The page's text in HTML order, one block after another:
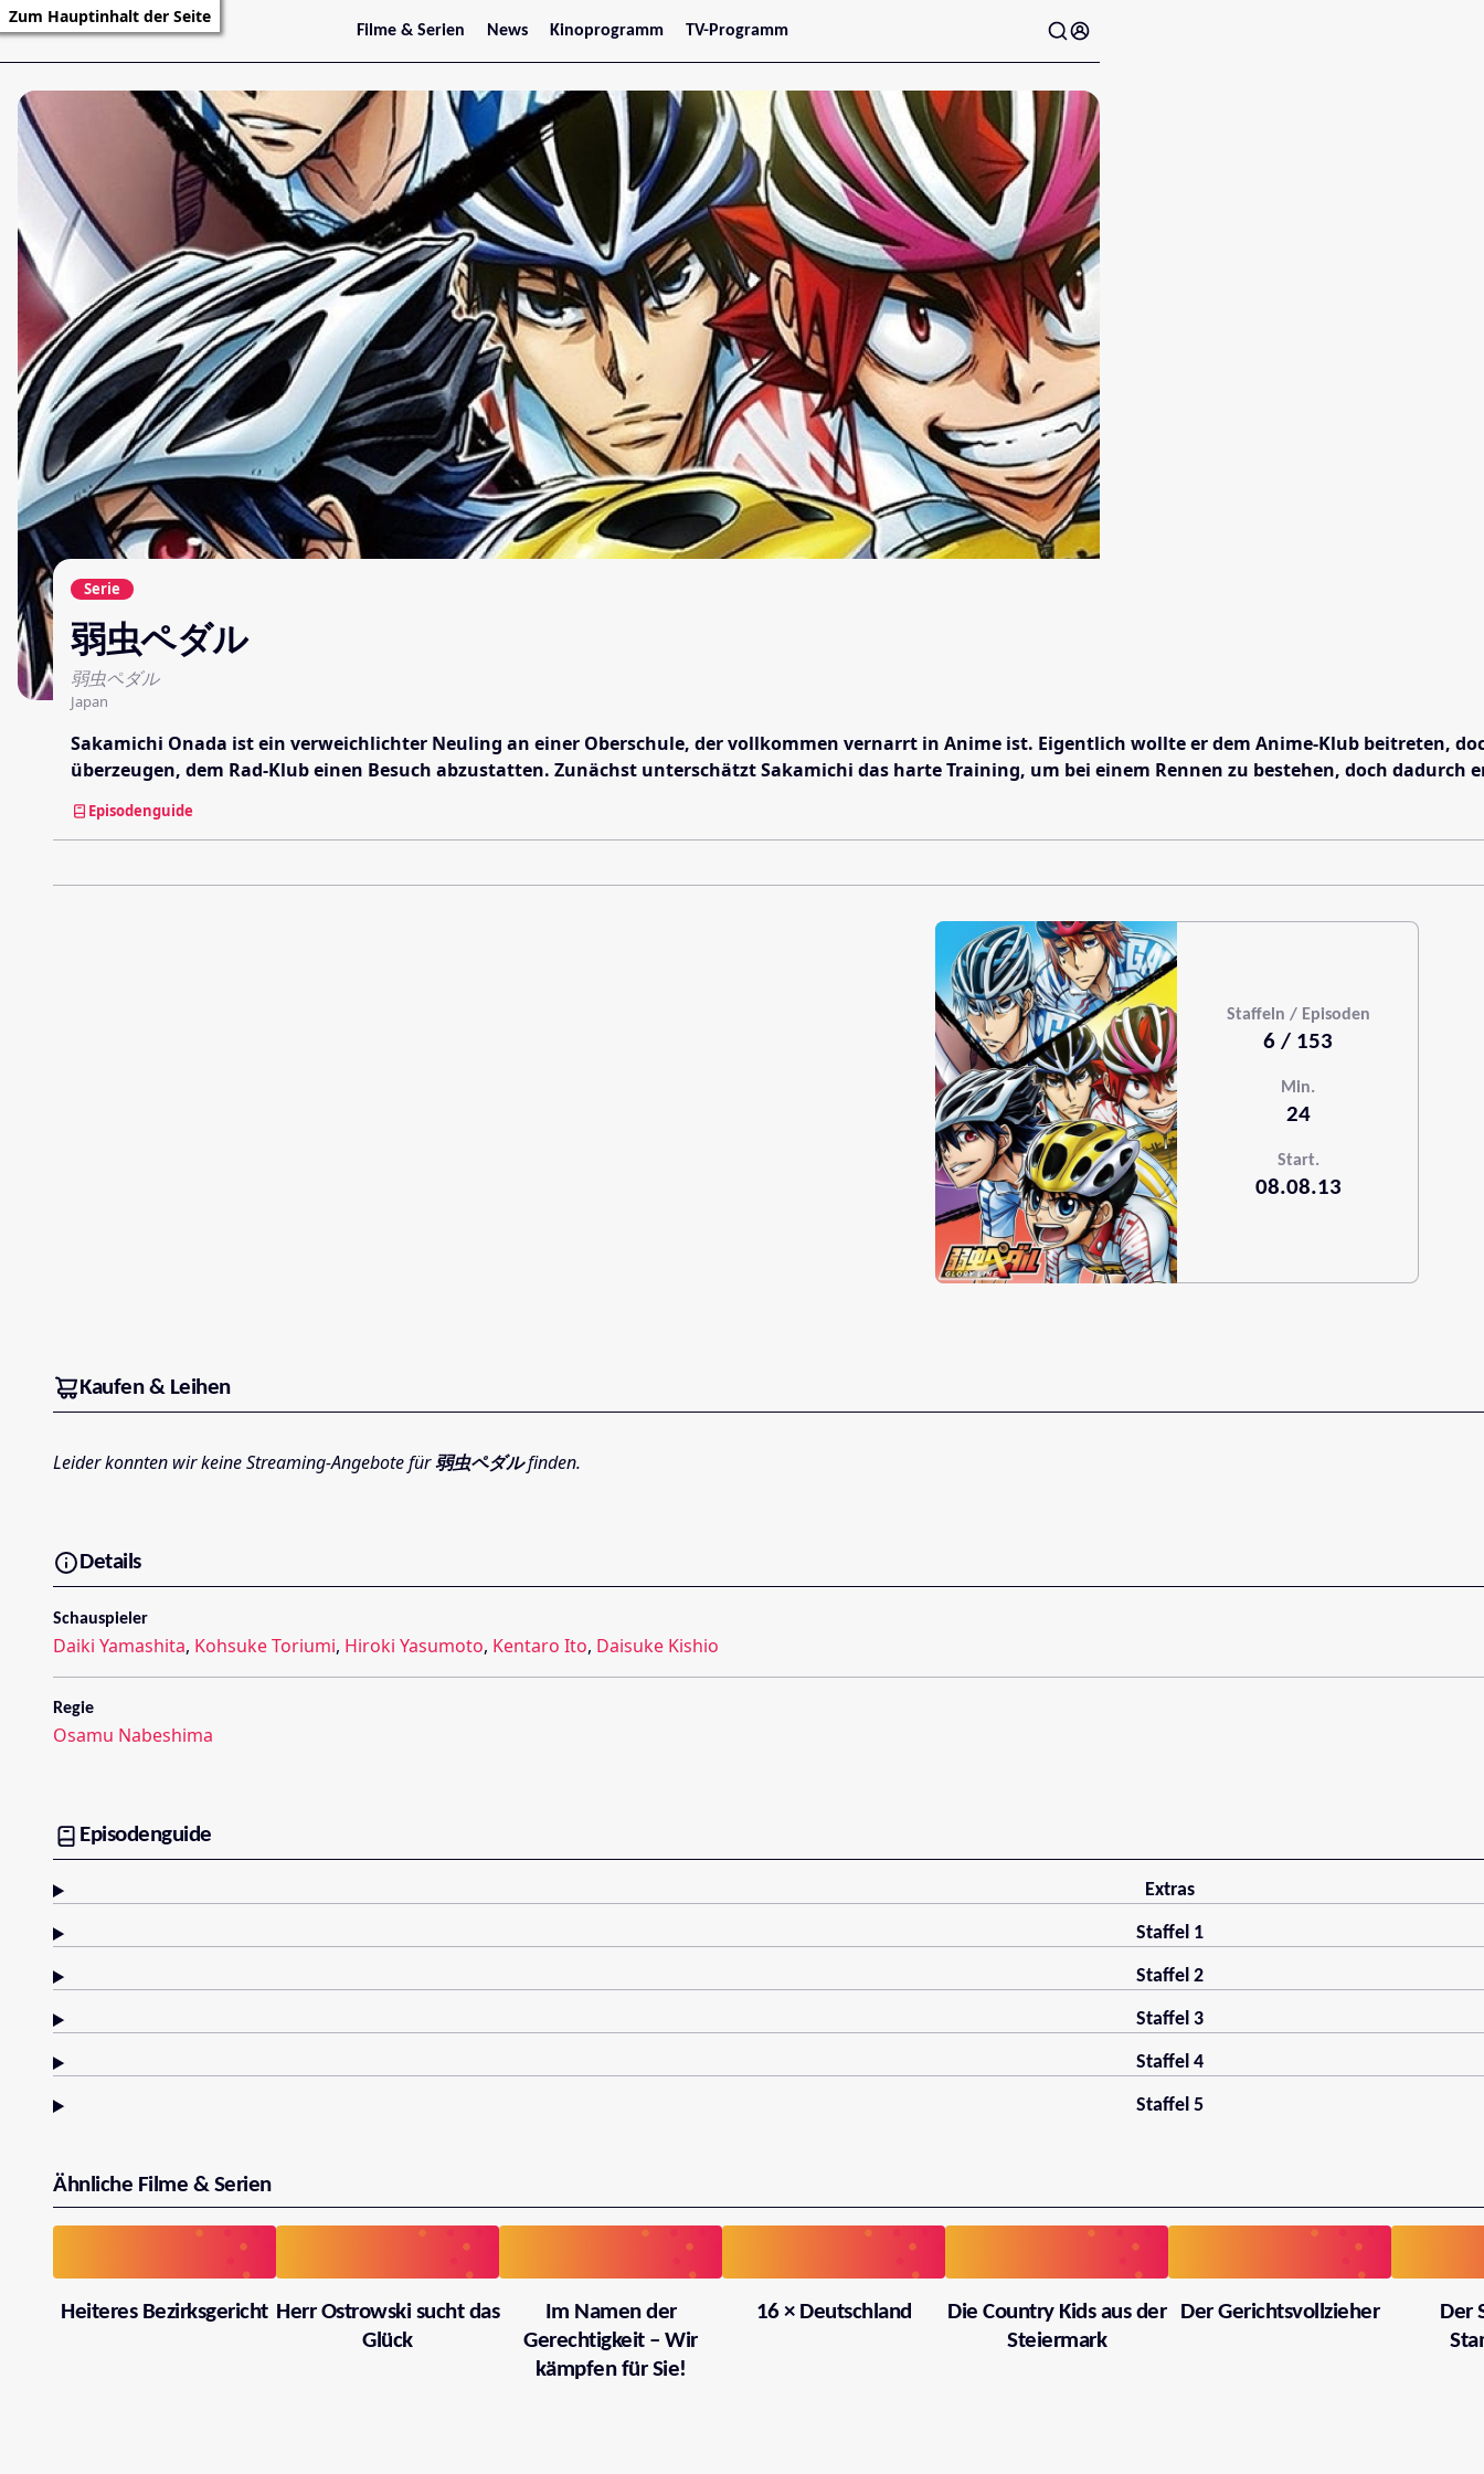
Zum Hauptinhalt der Seite
Filme & Serien
Trailer
Filmarchiv
Serienarchiv
News
Stars
Kinoprogramm
Jetzt im Kino
Wien
Niederösterreich
Oberösterreich
Steiermark
Burgenland
Kärnten
Salzburg
Tirol
Vorarlberg
TV-Programm
Serie
弱虫ペダル
弱虫ペダル
Japan
Sakamichi Onada ist ein verweichlichter Neuling an einer Oberschule, der vollkommen vernarrt in Anime ist. Eigentlich wollte er dem Anime-Klub beitreten,
überzeugen, dem Rad-Klub einen Besuch abzustatten. Zunächst unterschätzt Sakamichi das harte Training, um bei einem Rennen zu bestehen, doch dadurch
Episodenguide
Staffeln / Episoden
6 / 153
Min.
24
Start.
08.08.13
Kaufen & Leihen
Leider konnten wir keine Streaming-Angebote für弱虫ペダルfinden.
Details
Schauspieler
Daiki Yamashita, Kohsuke Toriumi, Hiroki Yasumoto, Kentaro Ito, Daisuke Kishio
Regie
Osamu Nabeshima
Episodenguide
Extras
Staffel 1
Staffel 2
Staffel 3
Staffel 4
Staffel 5
Ähnliche Filme & Serien
Heiteres Bezirksgericht Herr Ostrowski sucht das
Glück
Im Namen der
Gerechtigkeit – Wir
kämpfen für Sie!
16 × Deutschland
Die Country Kids aus der
Steiermark
Der Gerichtsvollzieher
Der